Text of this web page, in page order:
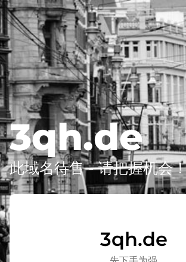
3qh.de
此域名待售 - 请把握机会
3qh.de